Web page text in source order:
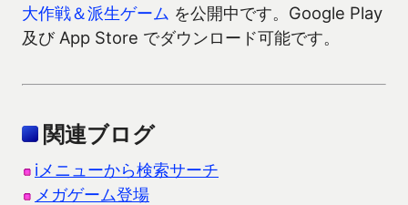
大作戦＆派生ゲーム を公開中です。Google Play
及び App Store でダウンロード可能です。
関連ブログ
iメニューから検索サーチ
メガゲーム登場